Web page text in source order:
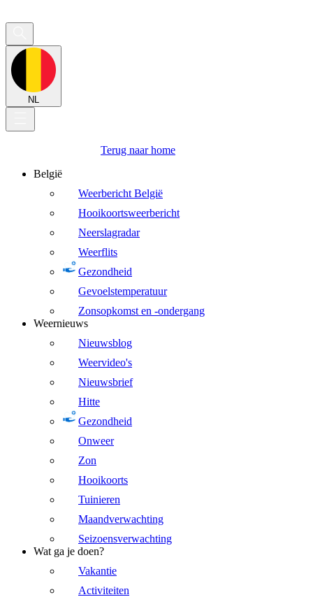
NL
Terug naar home
België
Weerbericht België
Hooikoortsweerbericht
Neerslagradar
Weerflits
Gezondheid
Gevoelstemperatuur
Zonsopkomst en -ondergang
Weernieuws
Nieuwsblog
Weervideo's
Nieuwsbrief
Hitte
Gezondheid
Onweer
Zon
Hooikoorts
Tuinieren
Maandverwachting
Seizoensverwachting
Wat ga je doen?
Vakantie
Activiteiten